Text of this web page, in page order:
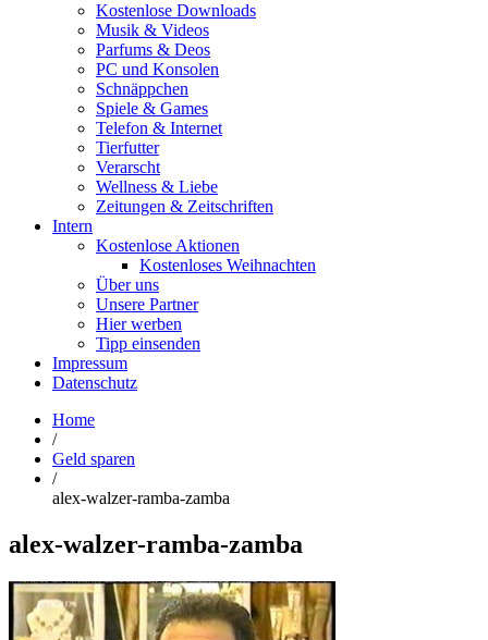
Kostenlose Downloads
Musik & Videos
Parfums & Deos
PC und Konsolen
Schnäppchen
Spiele & Games
Telefon & Internet
Tierfutter
Verarscht
Wellness & Liebe
Zeitungen & Zeitschriften
Intern
Kostenlose Aktionen
Kostenloses Weihnachten
Über uns
Unsere Partner
Hier werben
Tipp einsenden
Impressum
Datenschutz
Home
/
Geld sparen
/
alex-walzer-ramba-zamba
alex-walzer-ramba-zamba